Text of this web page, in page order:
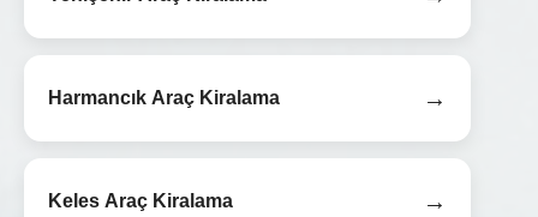
Harmancık Araç Kiralama →
Keles Araç Kiralama →